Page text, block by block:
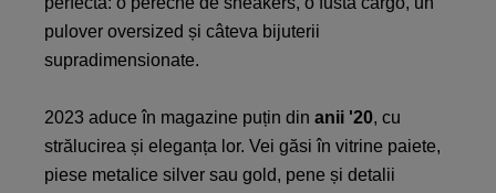
pulover oversized și câteva bijuterii
supradimensionate.
2023 aduce în magazine puțin din anii '20, cu
strălucirea și eleganța lor. Vei găsi în vitrine paiete,
piese metalice silver sau gold, pene și detalii